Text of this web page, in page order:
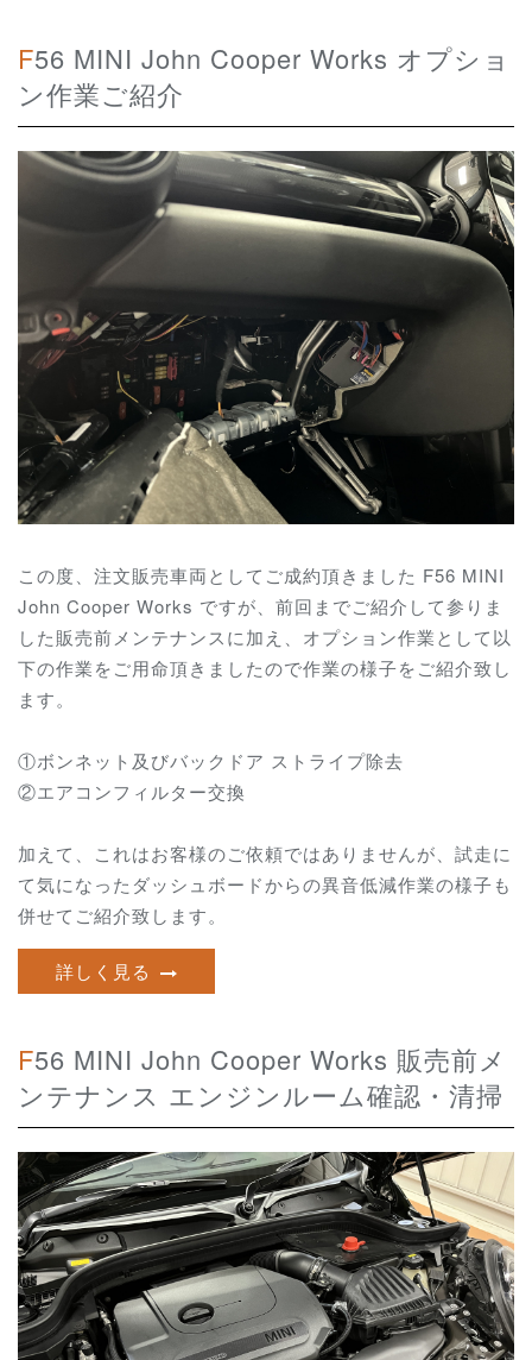
F56 MINI John Cooper Works オプショ
ン作業ご紹介
この度、注文販売車両としてご成約頂きました F56 MINI
John Cooper Works ですが、前回までご紹介して参りま
した販売前メンテナンスに加え、オプション作業として以
下の作業をご用命頂きましたので作業の様子をご紹介致し
ます。
①ボンネット及びバックドア ストライプ除去
②エアコンフィルター交換
加えて、これはお客様のご依頼ではありませんが、試走に
て気になったダッシュボードからの異音低減作業の様子も
併せてご紹介致します。
詳しく見る
F56 MINI John Cooper Works 販売前メ
ンテナンス エンジンルーム確認・清掃